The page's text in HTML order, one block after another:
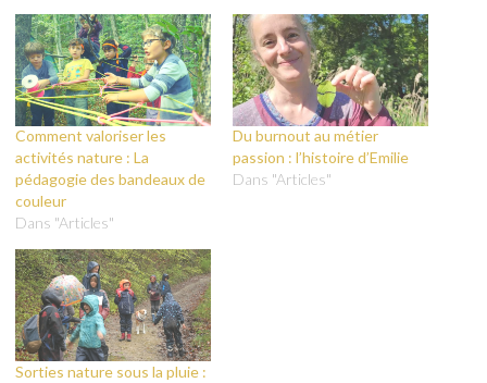
Comment valoriser les
activités nature : La
pédagogie des bandeaux de
couleur
Dans "Articles"
Du burnout au métier
passion : l’histoire d’Emilie
Dans "Articles"
Sorties nature sous la pluie :